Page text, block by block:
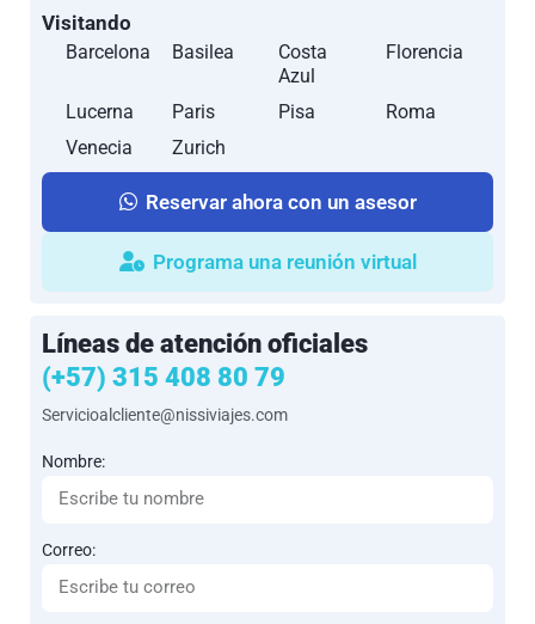
PARÍS
BATIGNOLLES
IBIS PARIS
NORD PORTE
DE SAINT
QUEN
Turista Francia
el pasajero puede ser alojado en establecimientos similares o
alternativos en la misma categoría. (Hoteles periféricos).
Visitando
Barcelona Basilea
Costa
Azul
Florencia
Lucerna Paris Pisa
Roma
Venecia
Zurich
Reservar ahora con un asesor
Programa una reunión virtual
Líneas de atención oficiales
(+57) 315 408 80 79
Servicioalcliente@nissiviajes.com
Nombre:
Correo: